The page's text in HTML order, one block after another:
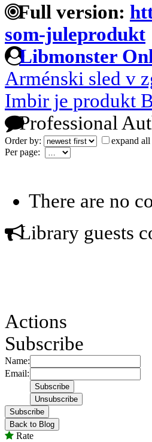
Full version:
som-juleprodukt
Libmonster
Arménski sled v
Imbir je produkt
Professional
Order by:
expand all
Per page:
There are no
Library guests
Actions
Subscribe
Name:
Email:
Subscribe
Back to Blog
Rate